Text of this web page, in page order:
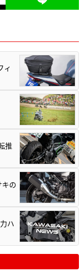
ィ
推
の
ハ